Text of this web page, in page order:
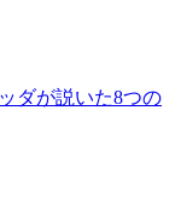
ダが説いた8つの